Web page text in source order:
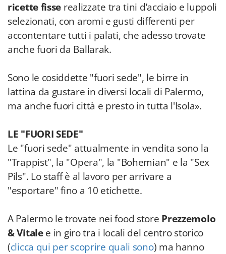
ricette fisse realizzate tra tini d’acciaio e luppoli
selezionati, con aromi e gusti differenti per
accontentare tutti i palati, che adesso trovate
anche fuori da Ballarak.
Sono le cosiddette "fuori sede", le birre in
lattina da gustare in diversi locali di Palermo,
ma anche fuori città e presto in tutta l'Isola».
LE "FUORI SEDE"
Le "fuori sede" attualmente in vendita sono la
"Trappist", la "Opera", la "Bohemian" e la "Sex
Pils". Lo staff è al lavoro per arrivare a
"esportare" fino a 10 etichette.
A Palermo le trovate nei food store Prezzemolo
& Vitalee in giro tra i locali del centro storico
(clicca qui per scoprire quali sono) ma hanno